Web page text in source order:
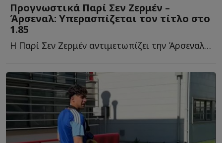
Προγνωστικά Παρί Σεν Ζερμέν –
Άρσεναλ: Υπερασπίζεται τον τίτλο στο
1.85
Η Παρί Σεν Ζερμέν αντιμετωπίζει την Άρσεναλ στον τελικό τ...